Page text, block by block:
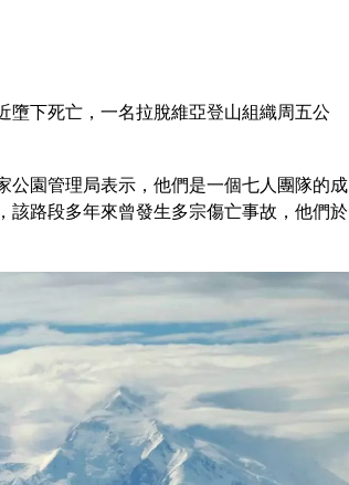
墮下死亡，一名拉脫維亞登山組織周五公
公園管理局表示，他們是一個七人團隊的成
該路段多年來曾發生多宗傷亡事故，他們於